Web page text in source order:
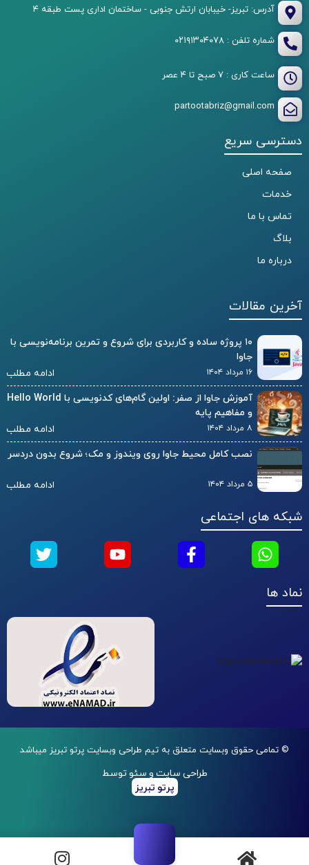
آدرس: تبریز- خیبابان ارتش جنوبی - ساختمان اداری پست طبقه ۴
شماره تلفن : ۰۲۱۹۱۳۰۴۰۷۸
ساعت کاری : ۷ صبح تا ۴ عصر
partootabriz@gmail.com
دسترسی سریع
صفحه اصلی
خدمات
تماس با ما
بلاگ
درباره ما
آخرین مقالات
۱۰ پروژه ساده و کاربردی برای شروع و تمرین برنامه‌نویسی با
جاوا
۱۶ مرداد ۱۴۰۴
ادامه مطلب
آموزش جاوا از صفر: اولین گام‌های کدنویسی با Hello World
و مفاهیم پایه
۸ مرداد ۱۴۰۴
ادامه مطلب
نصب کامل محیط جاوا روی ویندوز و مک؛ شروع بدون دردسر
۵ مرداد ۱۴۰۴ ادامه مطلب
شبکه های اجتماعی
نماد ها
© تمامی حقوق وبسایت متعلق به تیم طراحی وبسایت پرتو تبریز میباشد
طراحی سایت و سئو توسط
پرتو تبریز